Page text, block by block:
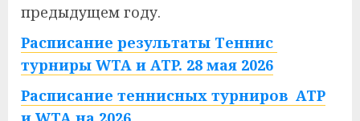
предыдущем году.
Расписание результаты Теннис
турниры WTA и ATP. 28 мая 2026
Расписание теннисных турниров ATP